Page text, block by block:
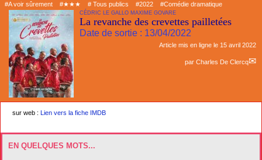
#A voir sûrement #★★★ # Tous publics #2022 #Comédie dramatique
CÉDRIC LE GALLO MAXIME GOVARE
La revanche des crevettes pailletées
Date de sortie : 13/04/2022
Article mis en ligne le 15 avril 2022
par Charles De Clercq
EN QUELQUES MOTS...
sur web : Lien vers la fiche IMDB